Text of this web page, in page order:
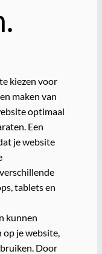
kiezen voor
maken van
optimaal
Een
je website
tablets en
kunnen
je website,
Door